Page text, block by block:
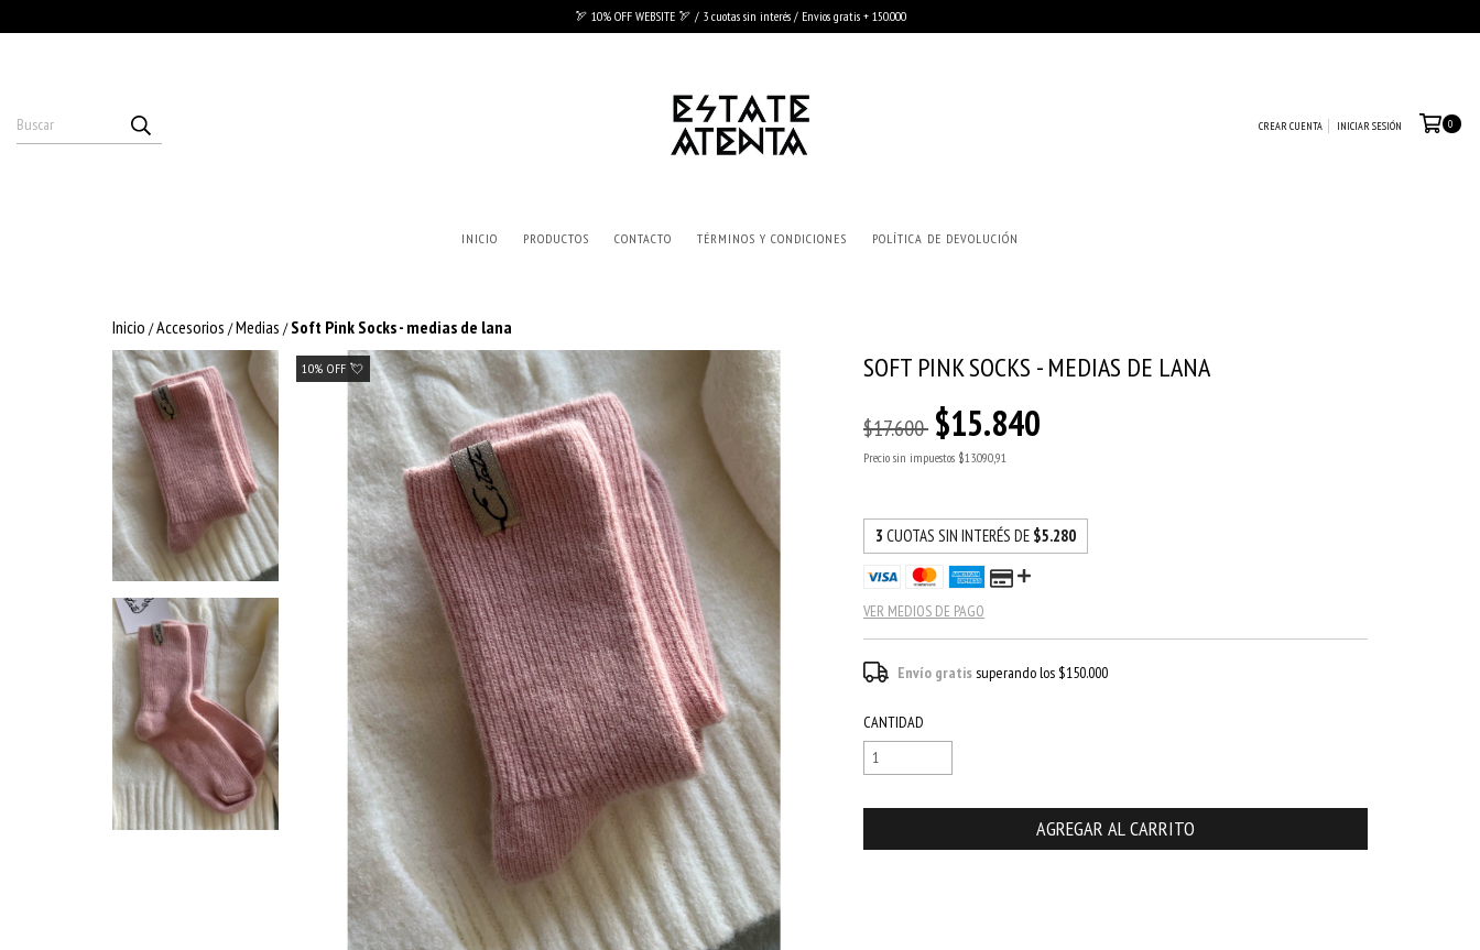
🏹 10% OFF WEBSITE 🏹 / 3 cuotas sin interés / Envios gratis + 150.000
CREAR CUENTA INICIAR SESIÓN 0
INICIO PRODUCTOS CONTACTO TÉRMINOS Y CONDICIONES POLÍTICA DE DEVOLUCIÓN
Inicio /Accesorios /Medias / Soft Pink Socks - medias de lana
10% OFF 💘 SOFT PINK SOCKS - MEDIAS DE LANA
$17.600 $15.840
Precio sin impuestos $13.090,91
3 CUOTAS SIN INTERÉS DE $5.280
VER MEDIOS DE PAGO
Envío gratis superando los $150.000
CANTIDAD